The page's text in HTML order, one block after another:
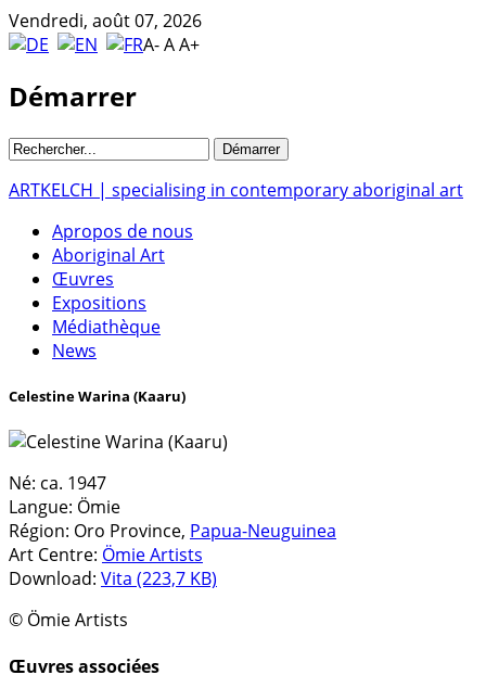
Vendredi, août 07, 2026
A-AA+
Démarrer
ARTKELCH | specialising in contemporary aboriginal art
Apropos de nous
Aboriginal Art
Œuvres
Expositions
Médiathèque
News
Celestine Warina (Kaaru)
Né: ca. 1947
Langue: Ömie
Région: Oro Province, Papua-Neuguinea
Art Centre: Ömie Artists
Download: Vita (223,7 KB)
© Ömie Artists
Œuvres associées